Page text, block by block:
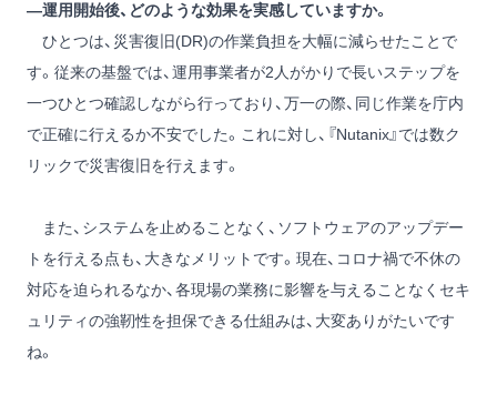
―運用開始後、どのような効果を実感していますか。
ひとつは、災害復旧(DR)の作業負担を大幅に減らせたことで
す。従来の基盤では、運用事業者が2人がかりで長いステップを
一つひとつ確認しながら行っており、万一の際、同じ作業を庁内
で正確に行えるか不安でした。これに対し、『Nutanix』では数ク
リックで災害復旧を行えます。
また、システムを止めることなく、ソフトウェアのアップデー
トを行える点も、大きなメリットです。現在、コロナ禍で不休の
対応を迫られるなか、各現場の業務に影響を与えることなくセキ
ュリティの強靭性を担保できる仕組みは、大変ありがたいです
ね。